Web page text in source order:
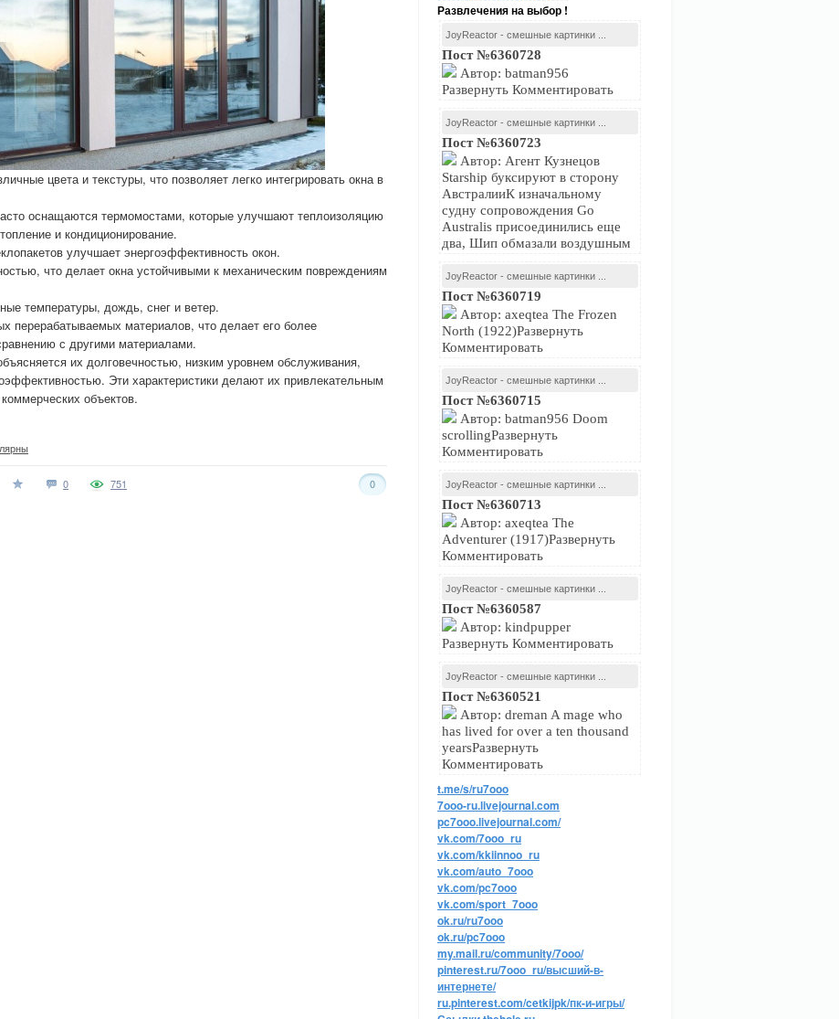
Развлечения на выбор !
JoyReactor - смешные картинки ...
Пост №6360728
Автор: batman956
Развернуть Комментировать
JoyReactor - смешные картинки ...
Пост №6360723
Автор: Агент Кузнецов
Starship буксируют в сторону
АвстралииК изначальному
судну сопровождения Go
Australis присоединились еще
два, Шип обмазали воздушным
JoyReactor - смешные картинки ...
Пост №6360719
Автор: axeqtea The Frozen
North (1922)Развернуть
Комментировать
JoyReactor - смешные картинки ...
Пост №6360715
Автор: batman956 Doom
scrollingРазвернуть
Комментировать
JoyReactor - смешные картинки ...
Пост №6360713
Автор: axeqtea The
Adventurer (1917)Развернуть
Комментировать
JoyReactor - смешные картинки ...
Пост №6360587
Автор: kindpupper
Развернуть Комментировать
JoyReactor - смешные картинки ...
Пост №6360521
Автор: dreman A mage who
has lived for over a ten thousand
yearsРазвернуть
Комментировать
t.me/s/ru7ooo
7ooo-ru.livejournal.com
pc7ooo.livejournal.com/
vk.com/7ooo_ru
vk.com/kkiinnoo_ru
vk.com/auto_7ooo
vk.com/pc7ooo
vk.com/sport_7ooo
ok.ru/ru7ooo
ok.ru/pc7ooo
my.mail.ru/community/7ooo/
pinterest.ru/7ooo_ru/высший-в-
интернете/
ru.pinterest.com/cetkijpk/пк-и-игры/
цвета и текстуры, что позволяет легко интегрировать окна в
оснащаются термомостами, которые улучшают теплоизоляцию
и кондиционирование.
улучшает энергоэффективность окон.
что делает окна устойчивыми к механическим повреждениям
температуры, дождь, снег и ветер.
перерабатываемых материалов, что делает его более
с другими материалами.
их долговечностью, низким уровнем обслуживания,
Эти характеристики делают их привлекательным
объектов.
0 0
751